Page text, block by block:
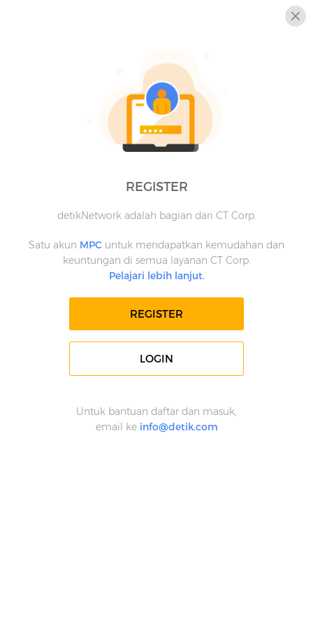
REGISTER
detikNetwork adalah bagian dari CT Corp.
Satu akun MPC untuk mendapatkan kemudahan dan
keuntungan di semua layanan CT Corp.
Pelajari lebih lanjut.
REGISTER
LOGIN
Untuk bantuan daftar dan masuk,
email ke info@detik.com